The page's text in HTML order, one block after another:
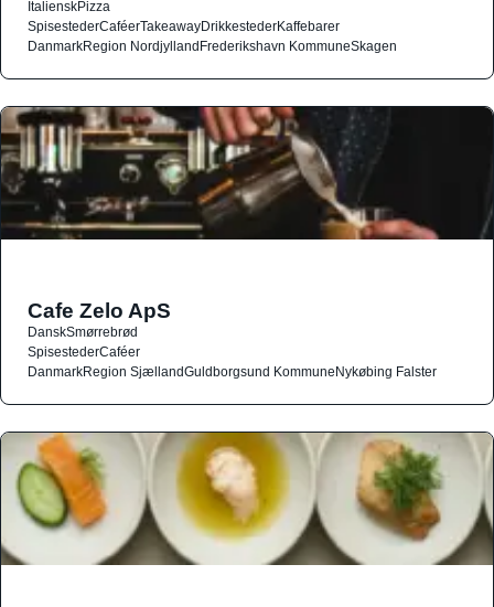
ItalienskPizza
SpisestederCaféerTakeawayDrikkestederKaffebarer
DanmarkRegion NordjyllandFrederikshavn KommuneSkagen
Cafe Zelo ApS
DanskSmørrebrød
SpisestederCaféer
DanmarkRegion SjællandGuldborgsund KommuneNykøbing Falster